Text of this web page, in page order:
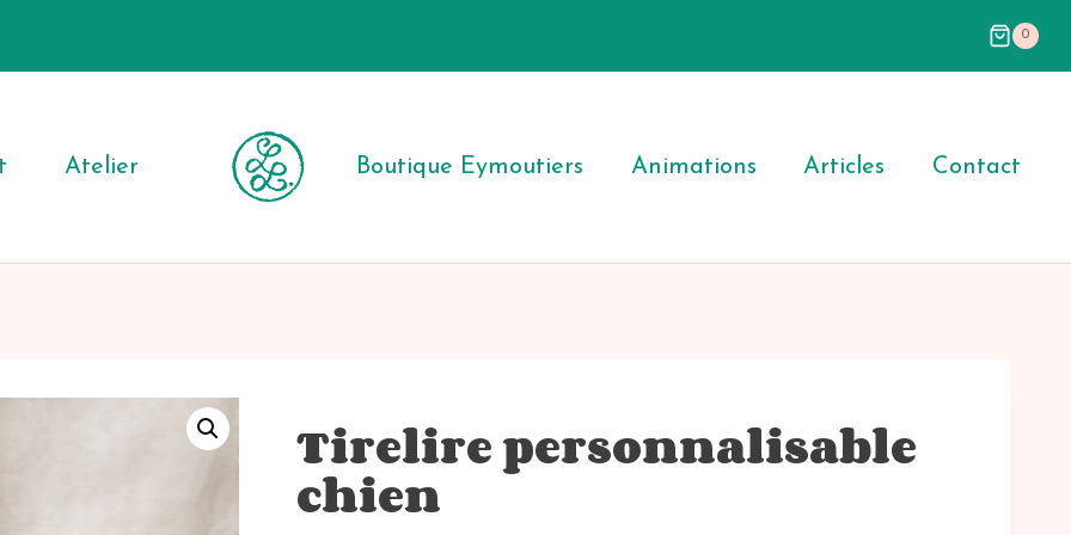
0
Atelier Boutique Eymoutiers Animations Articles Contact
Tirelire personnalisable
chien